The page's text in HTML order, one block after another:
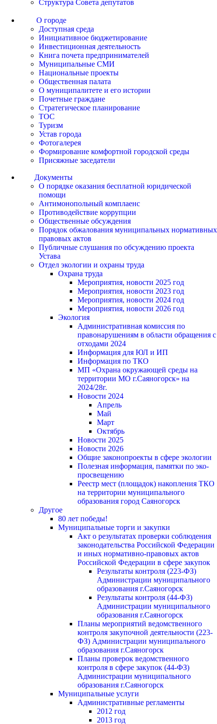
Структура Совета депутатов
О городе
Доступная среда
Инициативное бюджетирование
Инвестиционная деятельность
Книга почета предпринимателей
Муниципальные СМИ
Национальные проекты
Общественная палата
О муниципалитете и его истории
Почетные граждане
Стратегическое планирование
ТОС
Туризм
Устав города
Фотогалерея
Формирование комфортной городской среды
Присяжные заседатели
Документы
О порядке оказания бесплатной юридической
помощи
Антимонопольный комплаенс
Противодействие коррупции
Общественные обсуждения
Порядок обжалования муниципальных нормативных
правовых актов
Публичные слушания по обсуждению проекта
Устава
Отдел экологии и охраны труда
Охрана труда
Мероприятия, новости 2025 год
Мероприятия, новости 2023 год
Мероприятия, новости 2024 год
Мероприятия, новости 2026 год
Экология
Административная комиссия по
правонарушениям в области обращения с
отходами 2024
Информация для ЮЛ и ИП
Информация по ТКО
МП «Охрана окружающей среды на
территории МО г.Саяногорск» на
2024/28г.
Новости 2024
Апрель
Май
Март
Октябрь
Новости 2025
Новости 2026
Общие законопроекты в сфере экологии
Полезная информация, памятки по эко-
просвещению
Реестр мест (площадок) накопления ТКО
на территории муниципального
образования город Саяногорск
Другое
80 лет победы!
Муниципальные торги и закупки
Акт о результатах проверки соблюдения
законодательства Российской Федерации
и иных нормативно-правовых актов
Российской Федерации в сфере закупок
Результаты контроля (223-ФЗ)
Администрации муниципального
образования г.Саяногорск
Результаты контроля (44-ФЗ)
Администрации муниципального
образования г.Саяногорск
Планы мероприятий ведомственного
контроля закупочной деятельности (223-
ФЗ) Администрации муниципального
образования г.Саяногорск
Планы проверок ведомственного
контроля в сфере закупок (44-ФЗ)
Администрации муниципального
образования г.Саяногорск
Муниципальные услуги
Административные регламенты
2012 год
2013 год